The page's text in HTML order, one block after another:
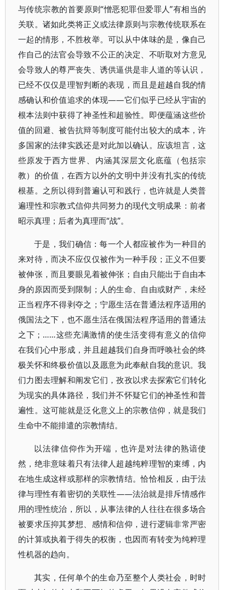
与传统宗教的首要原则“憎恶犯罪但爱罪人”有相当的
关联。诸如此类将正义或法律原则与宗教传统联系在
一起的情形，不胜枚举。可以从中体味的是，像自己
作自己的法官会导致不公正的决定、不听取对方意见
会导致人的尊严丧失、诱供逼供是非人道的等认识，
已经不仅仅是理智判断的表现，而且是超越自我的情
感确认和价值追求的体现——它们似乎已经从宇宙的
根本法则中获得了神圣性和超验性。即便蕴涵这些价
值的回避、被告抗辩等制度可能付出较大的成本，许
多国家的法律实践还是对此加以确认。应该坦言，这
些原发于西方世界、内涵其深层文化底蕴（包括宗
教）的价值，在西方以外的文明中并没有扎实的传统
根基。之所以得到普遍认可和践行，也许就是人类普
遍理性和宗教式信仰共同努力的现代文明成果：前者
昭示真理；后者为真理而“战”。
于是，我们确信：每一个人都应被作为一种目的
来对待，而决不应仅仅被作为一种手段；正义不但要
被伸张，而且要眼见着被伸张；自由只能出于自由本
身的原因而受到限制；人的生命、自由或财产，未经
正当程序不得剥夺之；宁愿生活在普通法程序适用的
俄国法之下，也不愿生活在俄国法程序适用的普通法
之下；……这些充满激情的使生活变得有意义的信仰
在我们心中形成，并且超越我们自身而呼唤社会的终
极关怀和终极价值以及愿意为此奉献自我的意识。我
们力图去理解和阐发它们，孜孜以求去探索它们转化
为现实的具体路径，我们并不怀疑它们的神圣性和普
遍性。这可能就是泛化意义上的宗教信仰，就是我们
生命中不能排遣的宗教情结。
以法律信仰作为开端，也许是对法律的熟谙使
然，绝非意味着只有法律人超越纯粹理智的束缚，内
在地生成这样或那样的宗教情结。恰恰相反，由于法
律与理性有着密切的关联性——法治就是排斥情感作
用的理性统治，所以，从事法律的人往往在很多场合
被要求压抑其梦想、感情和信仰，进行逻辑非常严密
的计算或执着于得失的权衡，也因而有转变为纯粹理
性机器的趋向。
其实，任何单个的生命乃至整个人类社会，时时